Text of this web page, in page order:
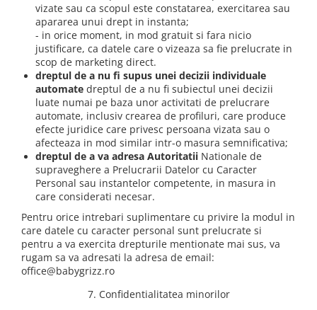
vizate sau ca scopul este constatarea, exercitarea sau
apararea unui drept in instanta;
- in orice moment, in mod gratuit si fara nicio
justificare, ca datele care o vizeaza sa fie prelucrate in
scop de marketing direct.
dreptul de a nu fi supus unei decizii individuale
automate dreptul de a nu fi subiectul unei decizii
luate numai pe baza unor activitati de prelucrare
automate, inclusiv crearea de profiluri, care produce
efecte juridice care privesc persoana vizata sau o
afecteaza in mod similar intr-o masura semnificativa;
dreptul de a va adresa Autoritatii Nationale de
supraveghere a Prelucrarii Datelor cu Caracter
Personal sau instantelor competente, in masura in
care considerati necesar.
Pentru orice intrebari suplimentare cu privire la modul in
care datele cu caracter personal sunt prelucrate si
pentru a va exercita drepturile mentionate mai sus, va
rugam sa va adresati la adresa de email:
office@babygrizz.ro
7. Confidentialitatea minorilor